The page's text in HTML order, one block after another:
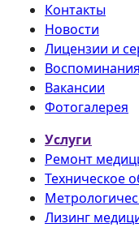
Контакты
Новости
Лицензии и
Вакансии
Фотогалерея
Услуги
Ремонт
Техническое
Лизинг